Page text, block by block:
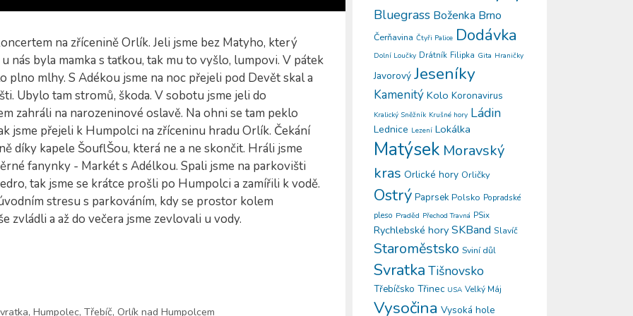
na zřícenině Orlík. Jeli jsme bez Matyho, který
nás byla mamka s taťkou, tak mu to vyšlo, lumpovi. V pátek
plno mlhy. S Adékou jsme na noc přejeli pod Devět skal a
Ubylo tam stromů, škoda. V sobotu jsme jeli do
zahráli na narozeninové oslavě. Na ohni se tam peklo
jsme přejeli k Humpolci na zříceninu hradu Orlík. Čekání
díky kapele ŠouflŠou, která ne a ne skončit. Hráli jsme
fanynky - Markét s Adélkou. Spali jsme na parkovišti
tak jsme se krátce prošli po Humpolci a zamířili k vodě.
stresu s parkováním, kdy se prostor kolem
zvládli a až do večera jsme zevlovali u vody.
, Humpolec, Třebíč, Orlík nad Humpolcem
Bluegrass Boženka Brno
Čerňavina Čtyři Palice Dodávka
Dolní Loučky Drátník Filipka Gita Hraničky
Javorový Jeseníky
Kamenitý Kolo Koronavirus
Kralický Sněžník Krušné hory Ládin
Lednice Lezení Lokálka
Matýsek Moravský
kras Orlické hory Orličky
Ostrý Paprsek Polsko Popradské
pleso Praděd Přechod Travná PSix
Rychlebské hory SKBand Slavíč
Staroměstsko Sviní důl
Svratka Tišnovsko
Třebíčsko Třinec USA Velký Máj
Vysočina Vysoká hole